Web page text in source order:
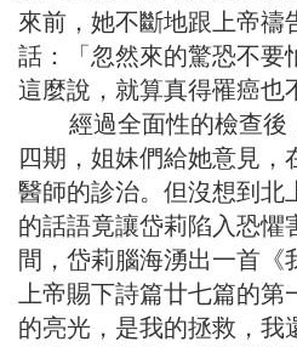
來前，她不斷地跟上帝禱
話：「忽然來的驚恐不要
這麼說，就算真得罹癌也
經過全面性的檢查後
四期，姐妹們給她意見，
醫師的診治。但沒想到北
的話語竟讓岱莉陷入恐懼
間，岱莉腦海湧出一首《
上帝賜下詩篇廿七篇的
的亮光，是我的拯救，我